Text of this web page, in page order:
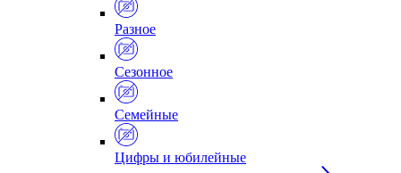
Разное
Сезонное
Семейные
Цифры и юбилейные